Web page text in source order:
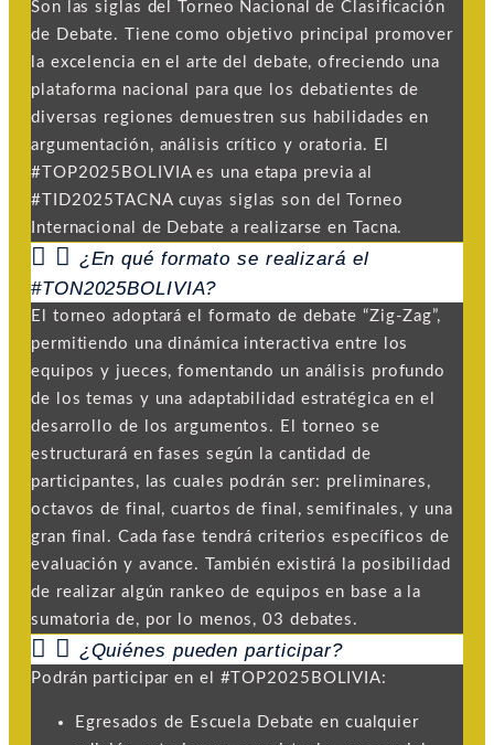
Son las siglas del Torneo Nacional de Clasificación
de Debate. Tiene como objetivo principal promover
la excelencia en el arte del debate, ofreciendo una
plataforma nacional para que los debatientes de
diversas regiones demuestren sus habilidades en
argumentación, análisis crítico y oratoria. El
#TOP2025BOLIVIA es una etapa previa al
#TID2025TACNA cuyas siglas son del Torneo
Internacional de Debate a realizarse en Tacna.
¿En qué formato se realizará el
#TON2025BOLIVIA?
El torneo adoptará el formato de debate “Zig-Zag”,
permitiendo una dinámica interactiva entre los
equipos y jueces, fomentando un análisis profundo
de los temas y una adaptabilidad estratégica en el
desarrollo de los argumentos. El torneo se
estructurará en fases según la cantidad de
participantes, las cuales podrán ser: preliminares,
octavos de final, cuartos de final, semifinales, y una
gran final. Cada fase tendrá criterios específicos de
evaluación y avance. También existirá la posibilidad
de realizar algún rankeo de equipos en base a la
sumatoria de, por lo menos, 03 debates.
¿Quiénes pueden participar?
Podrán participar en el #TOP2025BOLIVIA:
Egresados de Escuela Debate en cualquier